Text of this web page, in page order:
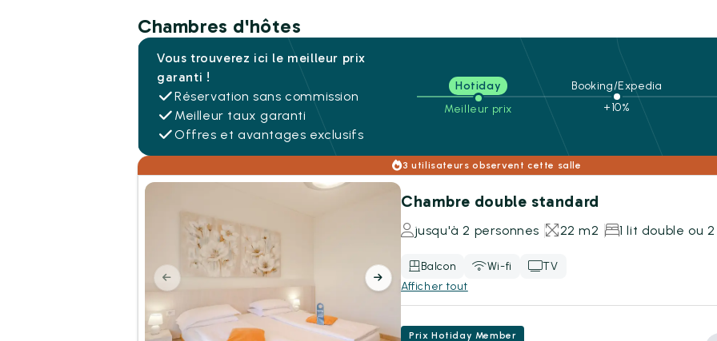
Chambres d'hôtes
Vous trouverez ici le meilleur prix
garanti !
Réservation sans commission
Meilleur taux garanti
Offres et avantages exclusifs
Hotiday
Meilleur prix
Booking/Expedia
+10%
3 utilisateurs observent cette salle
Chambre double standard
jusqu'à 2 personnes 22 m2 1 lit double ou
Balcon Wi-fi
TV
Afficher tout
Prix Hotiday Member